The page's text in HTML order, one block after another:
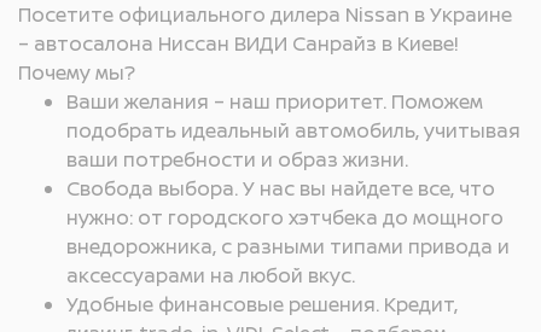
Посетите официального дилера Nissan в Украине
– автосалона Ниссан ВИДИ Санрайз в Киеве!
Почему мы?
Ваши желания – наш приоритет. Поможем
подобрать идеальный автомобиль, учитывая
ваши потребности и образ жизни.
Свобода выбора. У нас вы найдете все, что
нужно: от городского хэтчбека до мощного
внедорожника, с разными типами привода и
аксессуарами на любой вкус.
Удобные финансовые решения. Кредит,